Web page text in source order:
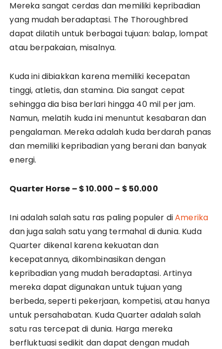
Mereka sangat cerdas dan memiliki kepribadian
yang mudah beradaptasi. The Thoroughbred
dapat dilatih untuk berbagai tujuan: balap, lompat
atau berpakaian, misalnya.
Kuda ini dibiakkan karena memiliki kecepatan
tinggi, atletis, dan stamina. Dia sangat cepat
sehingga dia bisa berlari hingga 40 mil per jam.
Namun, melatih kuda ini menuntut kesabaran dan
pengalaman. Mereka adalah kuda berdarah panas
dan memiliki kepribadian yang berani dan banyak
energi.
Quarter Horse – $ 10.000 – $ 50.000
Ini adalah salah satu ras paling populer diAmerika
dan juga salah satu yang termahal di dunia. Kuda
Quarter dikenal karena kekuatan dan
kecepatannya, dikombinasikan dengan
kepribadian yang mudah beradaptasi. Artinya
mereka dapat digunakan untuk tujuan yang
berbeda, seperti pekerjaan, kompetisi, atau hanya
untuk persahabatan. Kuda Quarter adalah salah
satu ras tercepat di dunia. Harga mereka
berfluktuasi sedikit dan dapat dengan mudah